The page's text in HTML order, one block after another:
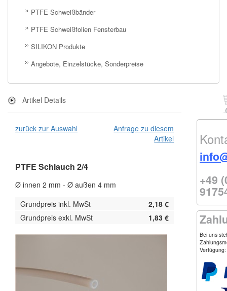
PTFE Schweißbänder
PTFE Schweißfolien Fensterbau
SILIKON Produkte
Angebote, Einzelstücke, Sonderpreise
Artikel Details
zurück zur Auswahl
Anfrage zu diesem
Artikel
PTFE Schlauch 2/4
Ø innen 2 mm - Ø außen 4 mm
Grundpreis inkl. MwSt
2,18 €
Grundpreis exkl. MwSt
1,83 €
+49
Bei uns
Verfügung: